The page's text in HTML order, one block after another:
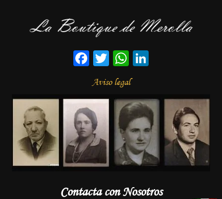
Facebook
TwitterWhatsApp
Aviso legal
Contacta con Nosotros